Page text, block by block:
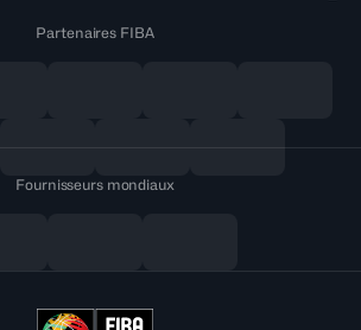
Partenaires FIBA
Fournisseurs mondiaux